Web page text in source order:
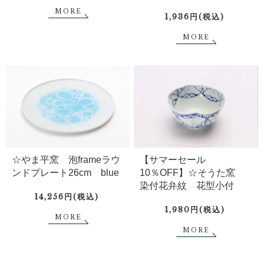
MORE
1,936円(税込)
MORE
☆やま平窯 泡frameラウ
ンドプレート26cm blue
14,256円(税込)
MORE
【サマーセール
10％OFF】☆そうた窯
染付花弁紋 花型小付
1,980円(税込)
MORE